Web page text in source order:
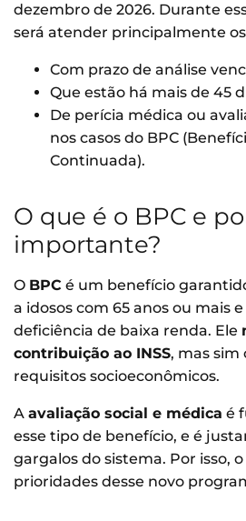
dezembro de 2026. Durante
será atender principalmente os
Com prazo de análise
Que estão há mais de 45
De perícia médica ou
nos casos do BPC
Continuada).
O que é o BPC e
importante?
O BPC é um benefício
a idosos com 65 anos ou mais
deficiência de baixa renda. Ele
contribuição ao INSS, mas
requisitos socioeconômicos.
A avaliação social e médica é
esse tipo de benefício, e é
gargalos do sistema. Por isso,
prioridades desse novo